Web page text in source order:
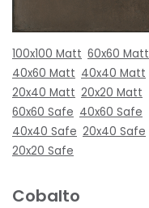
100x100 Matt 60x60 Matt
40x60 Matt 40x40 Matt
20x40 Matt 20x20 Matt
60x60 Safe 40x60 Safe
40x40 Safe 20x40 Safe
20x20 Safe
Cobalto